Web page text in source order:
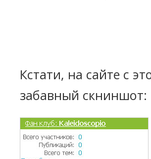
Кстати, на сайте с
забавный скниншот: